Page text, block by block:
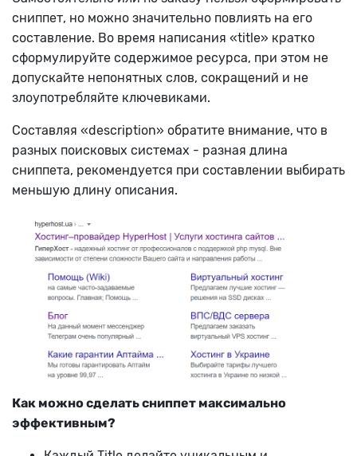
сниппет, но можно значительно повлиять на его
составление. Во время написания «title» кратко
сформулируйте содержимое ресурса, при этом не
допускайте непонятных слов, сокращений и не
злоупотребляйте ключевиками.
Составляя «description» обратите внимание, что в
разных поисковых системах - разная длина
сниппета, рекомендуется при составлении выбирать
меньшую длину описания.
Как можно сделать сниппет максимально
эффективным?